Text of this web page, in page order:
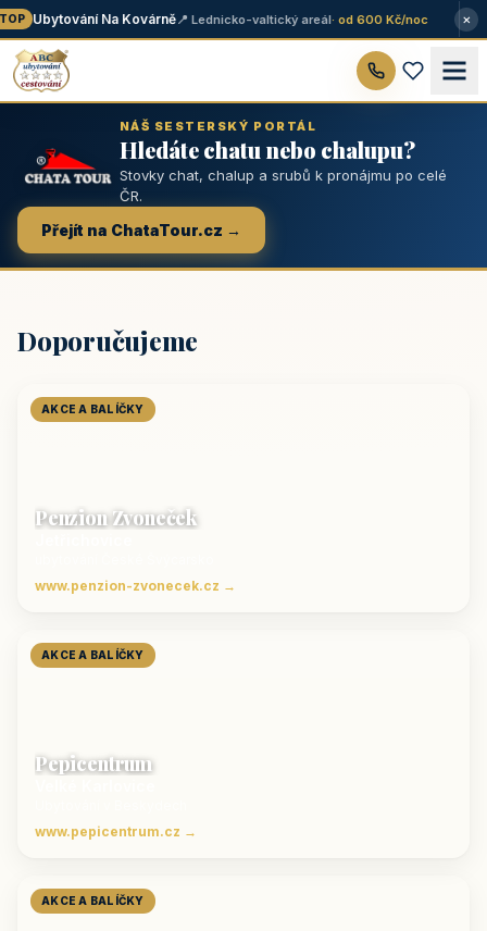
Ubytování Na Kovárně📍 Lednicko-valtický areál· od 600 Kč/noc ×
NÁŠ SESTERSKÝ PORTÁL
Hledáte chatu nebo chalupu?
Stovky chat, chalup a srubů k pronájmu po celé
ČR.
Přejít na ChataTour.cz →
Doporučujeme
AKCE A BALÍČKY
Penzion Zvoneček
www.penzion-zvonecek.cz →
AKCE A BALÍČKY
Pepicentrum
www.pepicentrum.cz →
AKCE A BALÍČKY